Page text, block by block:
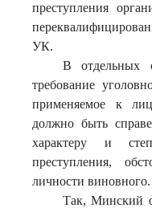
преступления
УК.
В отдельных
требование
применяемое к
должно быть
характеру и
преступления,
личности виновного.
Так, Минский